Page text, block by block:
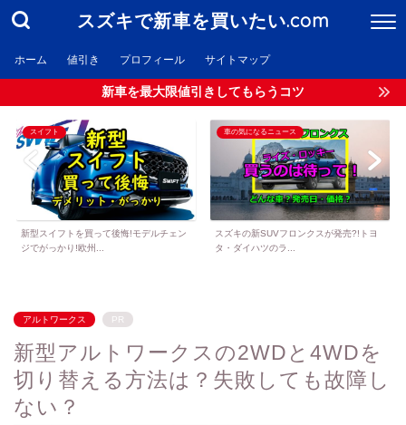
スズキで新車を買いたい.com
ホーム 値引き プロフィール サイトマップ
新車を最大限値引きしてもらうコツ
スイフト
新型スイフトを買って後悔!モデルチェン
ジでがっかり!欧州...
車の気になるニュース
スズキの新SUVフロンクスが発売?!トヨ
タ・ダイハツのラ...
アルトワークス PR
新型アルトワークスの2WDと4WDを
切り替える方法は？失敗しても故障し
ない？